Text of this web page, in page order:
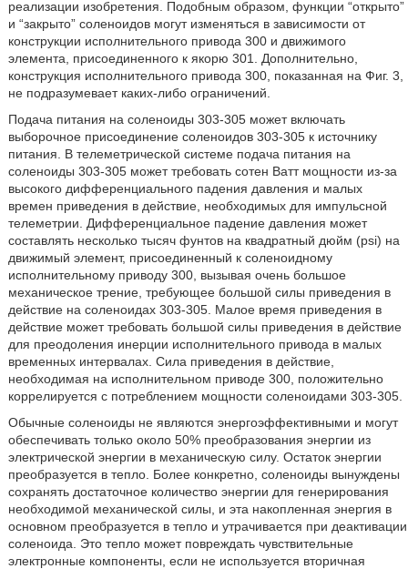
реализации изобретения. Подобным образом, функции “открыто”
и “закрыто” соленоидов могут изменяться в зависимости от
конструкции исполнительного привода 300 и движимого
элемента, присоединенного к якорю 301. Дополнительно,
конструкция исполнительного привода 300, показанная на Фиг. 3,
не подразумевает каких-либо ограничений.
Подача питания на соленоиды 303-305 может включать
выборочное присоединение соленоидов 303-305 к источнику
питания. В телеметрической системе подача питания на
соленоиды 303-305 может требовать сотен Ватт мощности из-за
высокого дифференциального падения давления и малых
времен приведения в действие, необходимых для импульсной
телеметрии. Дифференциальное падение давления может
составлять несколько тысяч фунтов на квадратный дюйм (psi) на
движимый элемент, присоединенный к соленоидному
исполнительному приводу 300, вызывая очень большое
механическое трение, требующее большой силы приведения в
действие на соленоидах 303-305. Малое время приведения в
действие может требовать большой силы приведения в действие
для преодоления инерции исполнительного привода в малых
временных интервалах. Сила приведения в действие,
необходимая на исполнительном приводе 300, положительно
коррелируется с потреблением мощности соленоидами 303-305.
Обычные соленоиды не являются энергоэффективными и могут
обеспечивать только около 50% преобразования энергии из
электрической энергии в механическую силу. Остаток энергии
преобразуется в тепло. Более конкретно, соленоиды вынуждены
сохранять достаточное количество энергии для генерирования
необходимой механической силы, и эта накопленная энергия в
основном преобразуется в тепло и утрачивается при деактивации
соленоида. Это тепло может повреждать чувствительные
электронные компоненты, если не используется вторичная